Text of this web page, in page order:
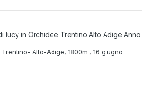
lucy in Orchidee Trentino Alto Adige Anno
Alto-Adige, 1800m , 16 giugno